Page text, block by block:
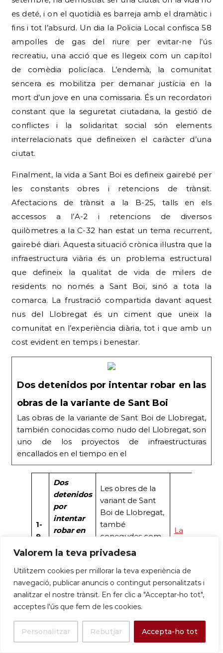
Valorem la teva privadesa
Utilitzem cookies per millorar la teva experiència de
navegació, publicar anuncis o contingut personalitzats i
analitzar el nostre trànsit. En fer clic a "Acceptar-ho tot",
acceptes l'ús que fem de les cookies.
Personalitzar Rebutjar Accepta-ho tot
es deté, i on el quotidià es barreja amb el dramàtic i
fins i tot l’absurd. Un dia la Policia Local confisca 58
ampolles de gas del riure per evitar-ne l’ús
recreatiu, una acció que es llegeix com un capítol
de comèdia policíaca. L’endemà, la comunitat
sencera es mobilitza per demanar justícia en la
mort d’un jove en una comissaria. És un recordatori
constant que la seguretat ciutadana, la gestió de
conflictes i la solidaritat social són elements
interrelacionats que defineixen el caràcter d’una
ciutat.
Finalment, la vida a Sant Boi es defineix gairebé per
les constants obres i retencions de trànsit.
Afectacions de trànsit a la B-25, talls en els
accessos a l’A-2 i retencions de diversos
quilòmetres a la C-32 han estat un tema recurrent,
gairebé diari. Aquesta situació crònica il·lustra que la
infraestructura viària és un problema estructural
que defineix la qualitat de vida de milers de
residents no només a Sant Boi, sinó a tota la
comarca. La frustració compartida davant aquest
nus del Llobregat és un ciment que uneix la
comunitat en l’experiència diària, tot i que amb un
cost evident en temps i benestar.
Dos detenidos por intentar robar en las
obras de la variante de Sant Boi
Las obras de la variante de Sant Boi de Llobregat,
también conocidas como nudo del Llobregat, son
uno de los proyectos de infraestructuras
encallados en el tiempo en el
1-
9-
Dos
detenidos
por
intentar
robar en
de la
variante
de Sant
Boi
Les obres de la
variant de Sant
Boi de Llobregat,
també
conegudes com
a nus del
dels projectes
d’infraestructures.
La